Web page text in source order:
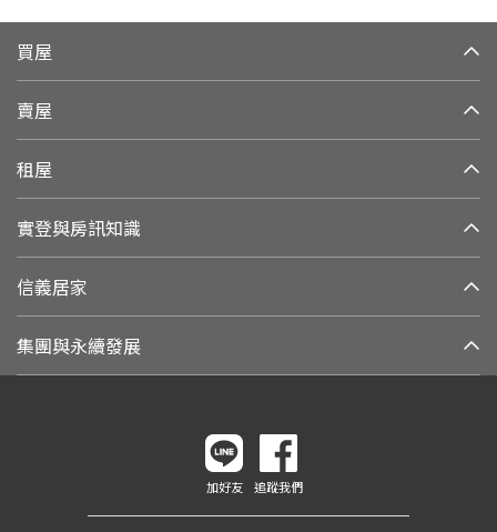
買屋
賣屋
租屋
實登與房訊知識
信義居家
集團與永續發展
加好友 追蹤我們